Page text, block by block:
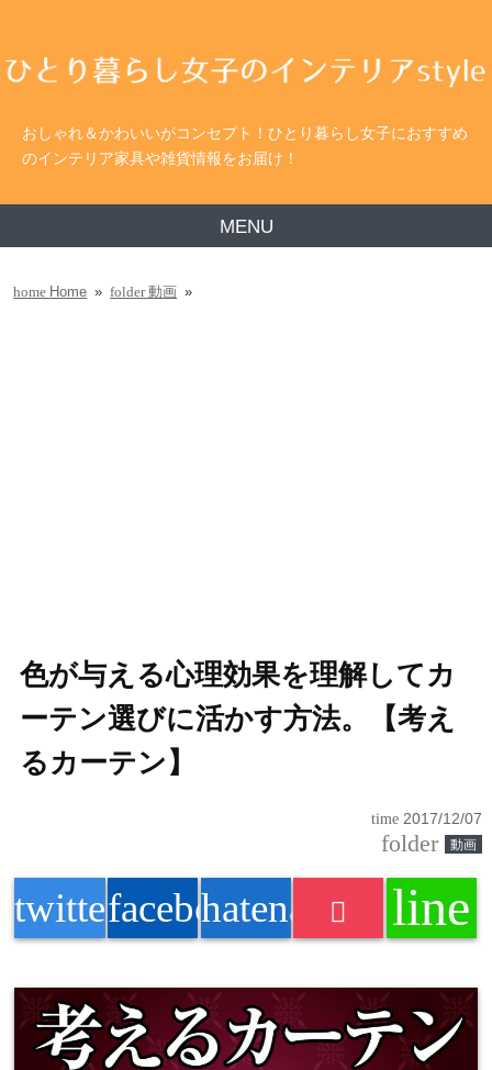
おしゃれ＆かわいいがコンセプト！ひとり暮らし女子におすすめ
のインテリア家具や雑貨情報をお届け！
MENU
home Home » folder動画 »
色が与える心理効果を理解してカ
ーテン選びに活かす方法。【考え
るカーテン】
time 2017/12/07
folder 動画
twitterfacebookhatenabookmark
line